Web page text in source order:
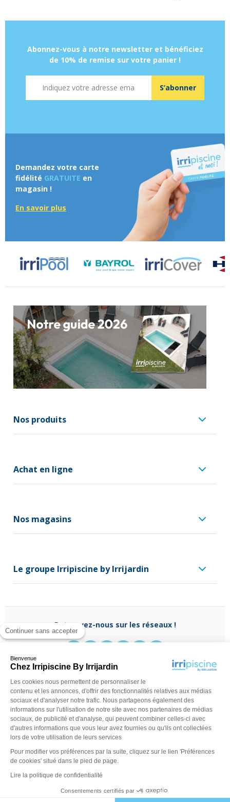
Continuer sans accepter
Bienvenue
Chez Irripiscine By Irrijardin
Les cookies nous permettent de personnaliser le
contenu et les annonces, d'offrir des fonctionnalités relatives aux médias
sociaux et d'analyser notre trafic. Nous partageons également des
informations sur l'utilisation de notre site avec nos partenaires de médias
sociaux, de publicité et d'analyse, qui peuvent combiner celles-ci avec
d'autres informations que vous leur avez fournies ou qu'ils ont collectées
lors de votre utilisation de leurs services
Pour modifier vos préférences par la suite, cliquez sur le lien 'Préférences
de cookies' situé dans le pied de page.
Lire la politique de confidentialité
Consentements certifiés par
Abonnez-vous à notre newsletter et bénéficiez
de 10% de remise sur votre panier !
S’abonner
Demandez votre carte
fidélité GRATUITE en
magasin !
En savoir plus
Nos produits
Achat en ligne
Nos magasins
Le groupe Irripiscine by Irrijardin
Retrouvez-nous sur les réseaux !
Besoin d'aide ?
0970 818 918
(appel non surtaxé)
Du lundi au vendredi de9 h - 13 hà14 h - 18 h ou
contactez-nous vianotre formulaire
Conditions générales de ventes Mentions